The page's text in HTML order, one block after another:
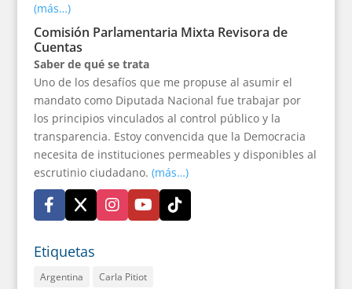
(más…)
Comisión Parlamentaria Mixta Revisora de
Cuentas
Saber de qué se trata
Uno de los desafíos que me propuse al asumir el
mandato como Diputada Nacional fue trabajar por
los principios vinculados al control público y la
transparencia. Estoy convencida que la Democracia
necesita de instituciones permeables y disponibles al
escrutinio ciudadano. (más…)
Etiquetas
Argentina Carla Pitiot